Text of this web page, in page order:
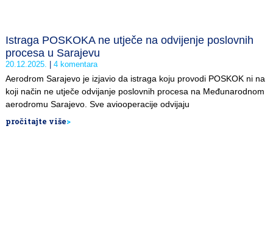
Istraga POSKOKA ne utječe na odvijenje poslovnih
procesa u Sarajevu
20.12.2025. 4 komentara
Aerodrom Sarajevo je izjavio da istraga koju provodi POSKOK ni na
koji način ne utječe odvijanje poslovnih procesa na Međunarodnom
aerodromu Sarajevo. Sve aviooperacije odvijaju
pročitajte više>